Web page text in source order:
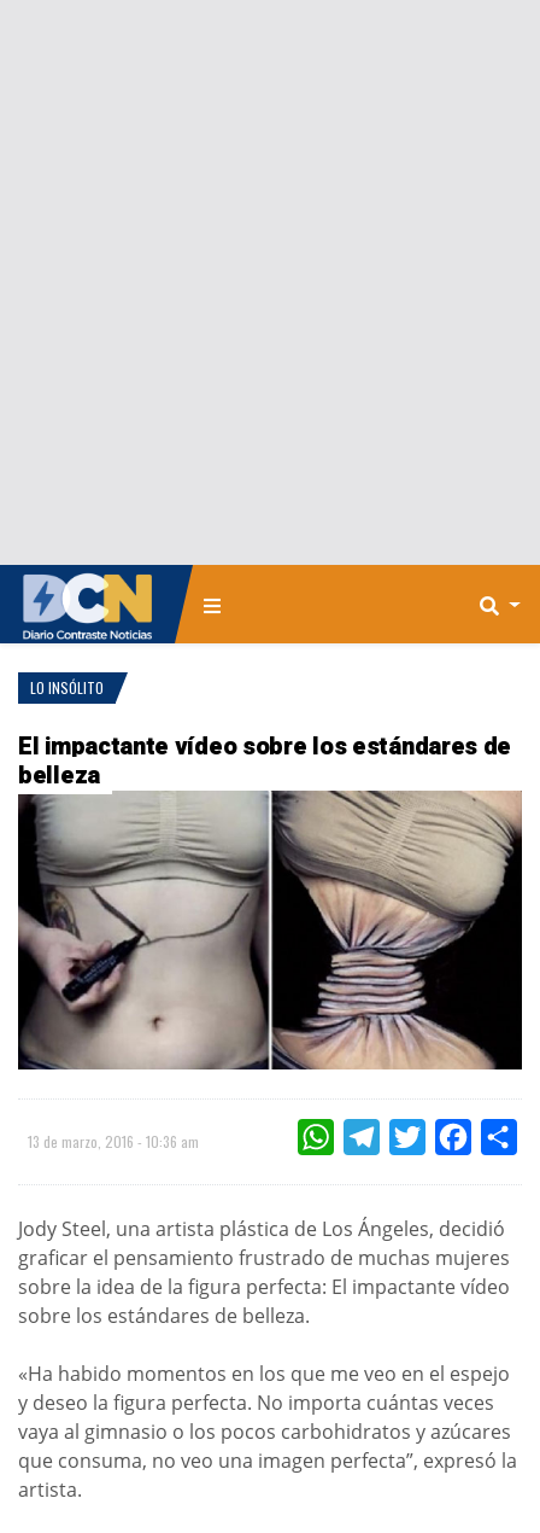
LO INSÓLITO
El impactante vídeo sobre los estándares de
belleza
13 de marzo, 2016 - 10:36 am WHATSAPPTELEGRAMTWITTER
Jody Steel, una artista plástica de Los Ángeles, decidió
graficar el pensamiento frustrado de muchas mujeres
sobre la idea de la figura perfecta: El impactante vídeo
sobre los estándares de belleza.
«Ha habido momentos en los que me veo en el espejo
y deseo la figura perfecta. No importa cuántas veces
vaya al gimnasio o los pocos carbohidratos y azúcares
que consuma, no veo una imagen perfecta”, expresó la
artista.